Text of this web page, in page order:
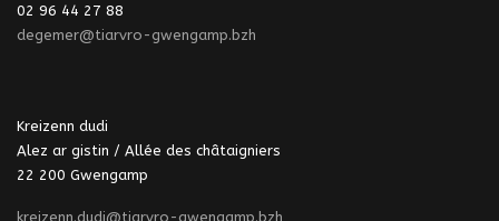
02 96 44 27 88
degemer@tiarvro-gwengamp.bzh
Kreizenn dudi
Alez ar gistin / Allée des châtaigniers
22 200 Gwengamp
kreizenn.dudi@tiarvro-gwengamp.bzh